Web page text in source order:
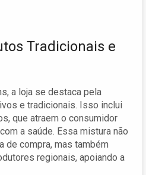
Tradicionais e
a loja se destaca pela
e tradicionais. Isso inclui
que atraem o consumidor
a saúde. Essa mistura não
de compra, mas também
regionais, apoiando a